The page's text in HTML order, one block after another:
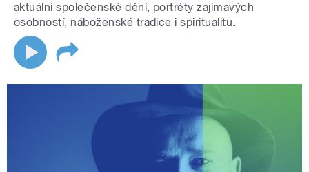
aktuální společenské dění, portréty zajímavých
osobností, náboženské tradice i spiritualitu.